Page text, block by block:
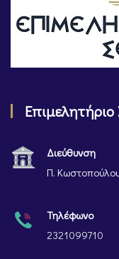
Διεύθυνση
Π.
Τηλέφωνο
2321099710